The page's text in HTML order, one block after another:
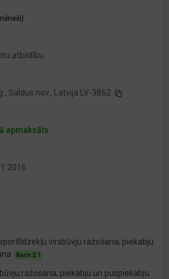
atbildību
Saldus nov., Latvija LV-3862
apmaksāts
virsbūvju ražošana; piekabju
Nace 2.1
ražošana; piekabju un puspiekabju